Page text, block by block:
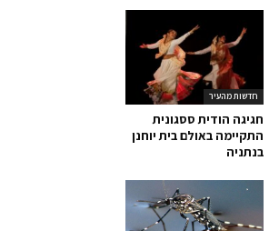
חדשות מהעיר
חגיגה הודית ססגונית
התקיימה באולם בית יוחנן
בנתניה